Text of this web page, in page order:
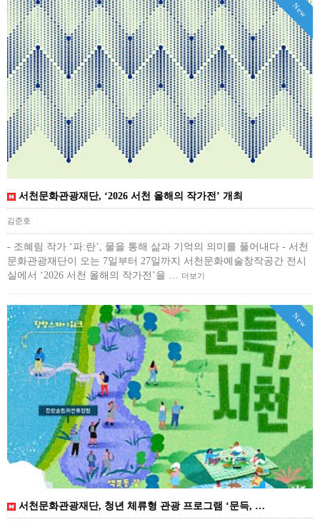
New
서천문화관광재단, ‘2026 서천 올해의 작가전’ 개최
김준호
- 조혜림 작가 ‘파:란’, 물을 통해 삶과 기억의 의미를 풀어내다 - 서천
문화관광재단이 오는 7일부터 27일까지 서천문화예술창작공간 전시
실에서 ‘2026 서천 올해의 작가전’을 … 더보기
New
서천문화관광재단, 청년 체류형 관광 프로그램 ‘문득, …